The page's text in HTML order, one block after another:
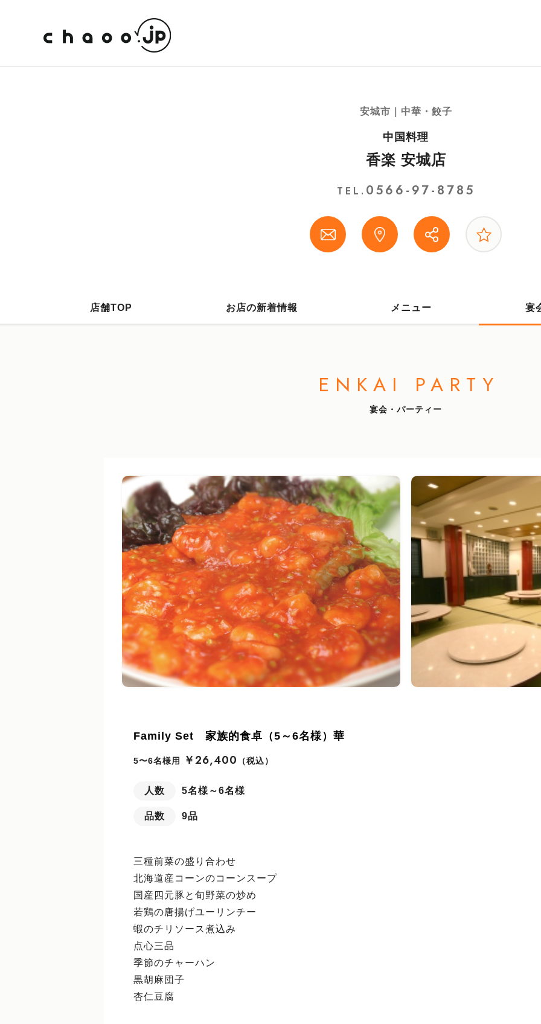
安城市｜中華・餃子
中国料理
香楽 安城店
TEL. 0566-97-8785
店舗TOP お店の新着情報 メニュー 宴
ENKAI PARTY
宴会・パーティー
Family Set 家族的食卓（5～6名様）華
5〜6名様用 ￥26,400 （税込）
人数 5名様～6名様
品数 9品
三種前菜の盛り合わせ
北海道産コーンのコーンスープ
国産四元豚と旬野菜の炒め
若鶏の唐揚げユーリンチー
蝦のチリソース煮込み
点心三品
季節のチャーハン
黒胡麻団子
杏仁豆腐